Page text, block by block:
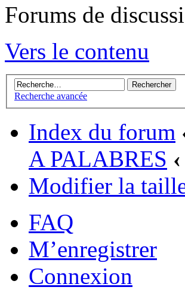
Forums de
Vers le contenu
Recherche avancée
Index du forum
A PALABRES ‹
Modifier la
FAQ
M’enregistrer
Connexion